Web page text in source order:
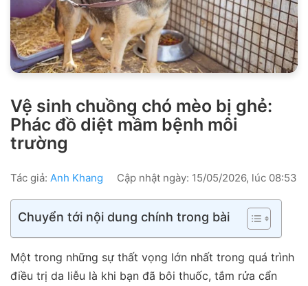
Vệ sinh chuồng chó mèo bị ghẻ:
Phác đồ diệt mầm bệnh môi
trường
Tác giả: Anh Khang Cập nhật ngày: 15/05/2026, lúc 08:53
Chuyển tới nội dung chính trong bài
Một trong những sự thất vọng lớn nhất trong quá trình
điều trị da liễu là khi bạn đã bôi thuốc, tắm rửa cẩn